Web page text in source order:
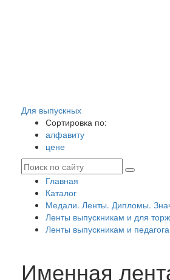
Для выпускных
Сортировка по:
алфавиту
цене
Главная
Каталог
Медали. Ленты. Дипломы.
Ленты выпускникам и для
Ленты выпускникам и
Именная